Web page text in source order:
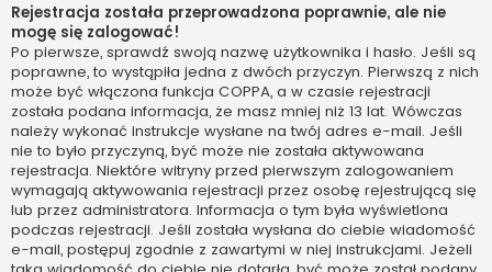
Rejestracja została przeprowadzona poprawnie, ale nie
mogę się zalogować!
Po pierwsze, sprawdź swoją nazwę użytkownika i hasło. Jeśli są
poprawne, to wystąpiła jedna z dwóch przyczyn. Pierwszą z nich
może być włączona funkcja COPPA, a w czasie rejestracji
została podana informacja, że masz mniej niż 13 lat. Wówczas
należy wykonać instrukcje wysłane na twój adres e-mail. Jeśli
nie to było przyczyną, być może nie została aktywowana
rejestracja. Niektóre witryny przed pierwszym zalogowaniem
wymagają aktywowania rejestracji przez osobę rejestrującą się
lub przez administratora. Informacja o tym była wyświetlona
podczas rejestracji. Jeśli została wysłana do ciebie wiadomość
e-mail, postępuj zgodnie z zawartymi w niej instrukcjami. Jeżeli